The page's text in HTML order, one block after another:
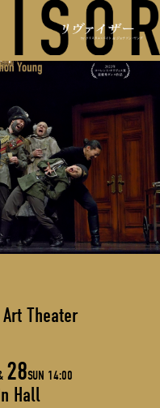
Theater
28SUN 14:00
Hall